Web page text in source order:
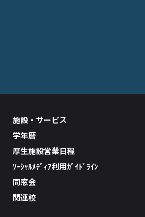
施設・サービス
学年暦
厚生施設営業日程
ｿｰｼｬﾙﾒﾃﾞｨｱ利用ｶﾞｲﾄﾞﾗｲﾝ
同窓会
関連校